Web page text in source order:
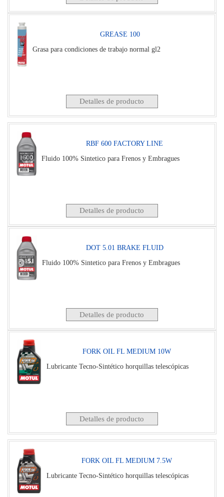
GREASE 100
Grasa para condiciones de trabajo normal gl2
Detalles de producto
RBF 600 FACTORY LINE
Fluido 100% Sintetico para Frenos y Embragues
Detalles de producto
DOT 5.01 BRAKE FLUID
Fluido 100% Sintetico para Frenos y Embragues
Detalles de producto
FORK OIL FL MEDIUM 10W
Lubricante Tecno-Sintético horquillas telescópicas
Detalles de producto
FORK OIL FL MEDIUM 7.5W
Lubricante Tecno-Sintético horquillas telescópicas